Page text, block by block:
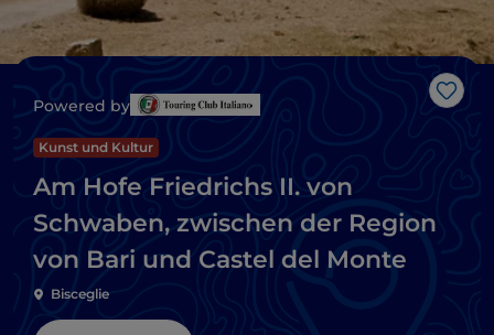
Like
Powered by
Kunst und Kultur
Am Hofe Friedrichs II. von
Schwaben, zwischen der Region
von Bari und Castel del Monte
Bisceglie